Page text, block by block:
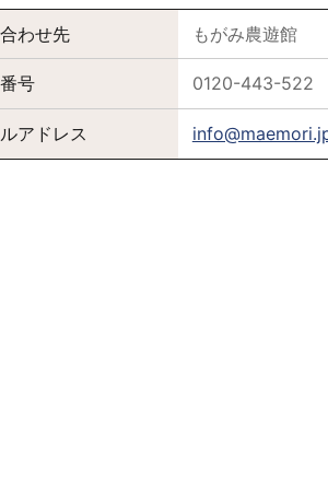
わせ先 もがみ農遊館
号 0120-443-522
アドレス